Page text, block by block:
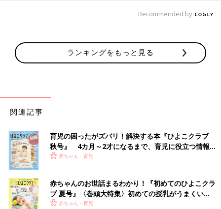
Recommended by
ランキングをもっと見る
関連記事
育児の困ったがズバリ！解決する本『ひよこクラブ
秋号』 4カ月～2才になるまで、育児に役立つ情報が
いっぱい！
赤ちゃん・育児
赤ちゃんのお世話まるわかり！『初めてのひよこクラ
ブ 夏号』〈巻頭大特集〉初めての授乳がうまくい
く！ おっぱい・ミルクの基本と夏のトラブル 解決テ
赤ちゃん・育児